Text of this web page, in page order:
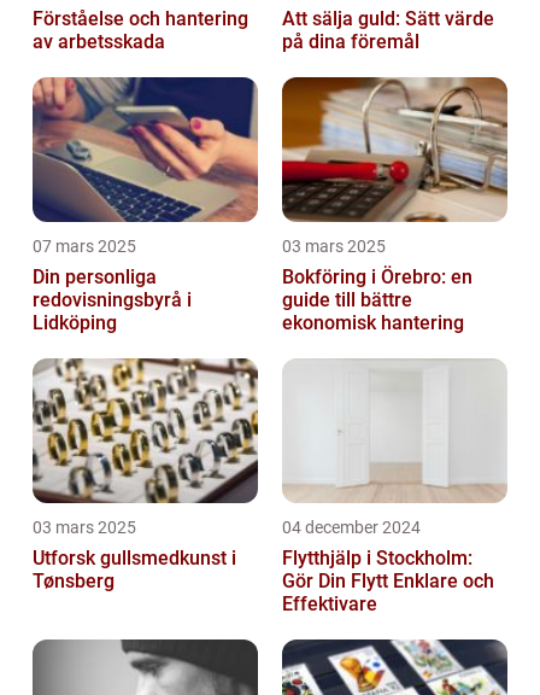
Förståelse och hantering
av arbetsskada
Att sälja guld: Sätt värde
på dina föremål
07 mars 2025
Din personliga
redovisningsbyrå i
Lidköping
03 mars 2025
Bokföring i Örebro: en
guide till bättre
ekonomisk hantering
03 mars 2025
Utforsk gullsmedkunst i
Tønsberg
04 december 2024
Flytthjälp i Stockholm:
Gör Din Flytt Enklare och
Effektivare